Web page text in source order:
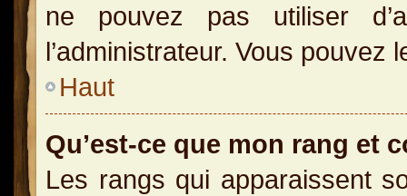
ne pouvez pas utiliser
l’administrateur. Vous
Haut
Qu’est-ce que mon rang et
Les rangs qui apparaissent